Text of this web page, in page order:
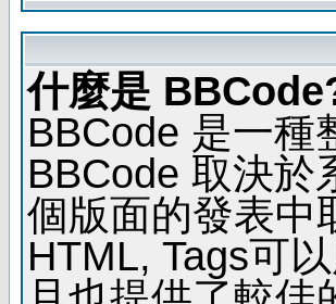
什麼是
BBCode 是一種
BBCode 取決於
個版面的發表中
HTML, Tags可